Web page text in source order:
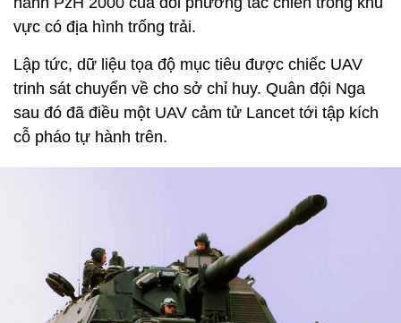
vực có địa hình trống trải.
Lập tức, dữ liệu tọa độ mục tiêu được chiếc UAV
trinh sát chuyển về cho sở chỉ huy. Quân đội Nga
sau đó đã điều một UAV cảm tử Lancet tới tập kích
cỗ pháo tự hành trên.